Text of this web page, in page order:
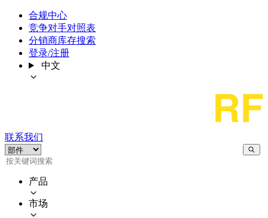
合规中心
竞争对手对照表
分销商库存搜索
登录/注册
中文
联系我们
产品
市场